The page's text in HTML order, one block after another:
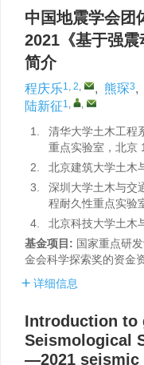
中国地震学会
2021《基于强震
简介
程庆乐1, 2, , 熊琛3,
陆新征1, ,
1.
清华大学土木工程
重点实验室，北京
2.
北京建筑大学土木
3.
深圳大学土木与交
程耐久性重点实
4.
北京科技大学土木
基金项目: 国家重点研
金会科学探索奖的资金
详细信息
Introduction to
Seismological
—2021 seismic